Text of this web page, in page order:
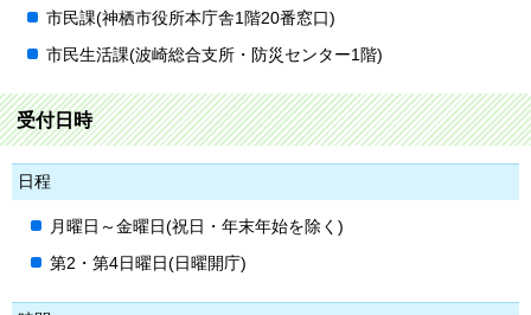
市民課(神栖市役所本庁舎1階20番窓口)
市民生活課(波崎総合支所・防災センター1階)
受付日時
日程
月曜日～金曜日(祝日・年末年始を除く)
第2・第4日曜日(日曜開庁)